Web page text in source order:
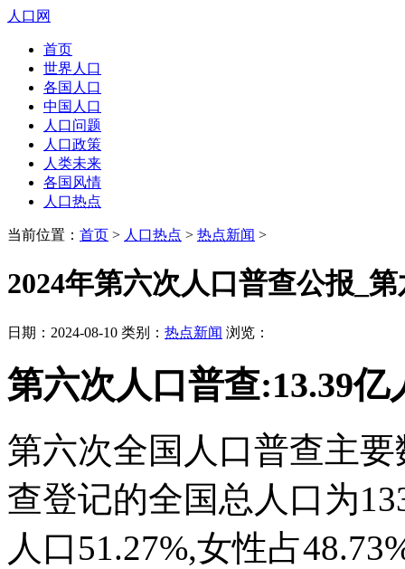
人口网
首页
世界人口
各国人口
中国人口
人口问题
人口政策
人类未来
各国风情
人口热点
当前位置： 首页 > 人口热点 > 热点新闻 >
2024年第六次人口普查公报_
日期：2024-08-10 类别： 热点新闻 浏览：
第六次人口普查:13.39亿
第六次全国人口普查主
查登记的全国总人口为
人口51.27%,女性占